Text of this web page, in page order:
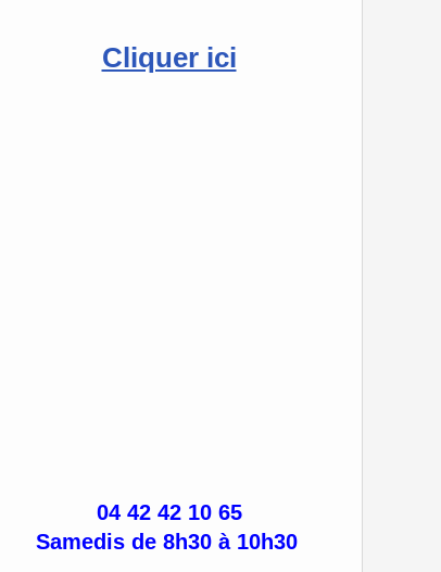
Cliquer ici
04 42 42 10 65
Samedis de 8h30 à 10h30